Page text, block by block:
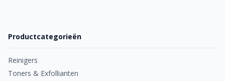
Productcategorieën
Reinigers
Toners & Exfollianten